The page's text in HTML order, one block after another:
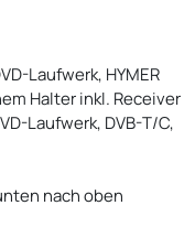
Laufwerk, HYMER
Halter inkl. Receiver
Laufwerk, DVB-T/C,
nach oben